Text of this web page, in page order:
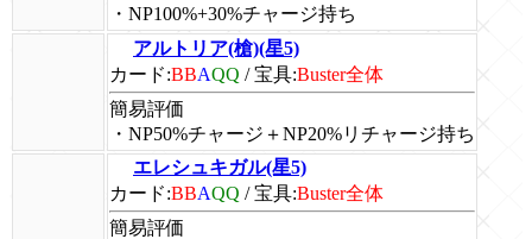
・NP100%+30%チャージ持ち
アルトリア(槍)(星5)
カード:BBAQQ /宝具:Buster全体
簡易評価
・NP50%チャージ＋NP20%リチャージ持ち
エレシュキガル(星5)
カード:BBAQQ /宝具:Buster全体
簡易評価